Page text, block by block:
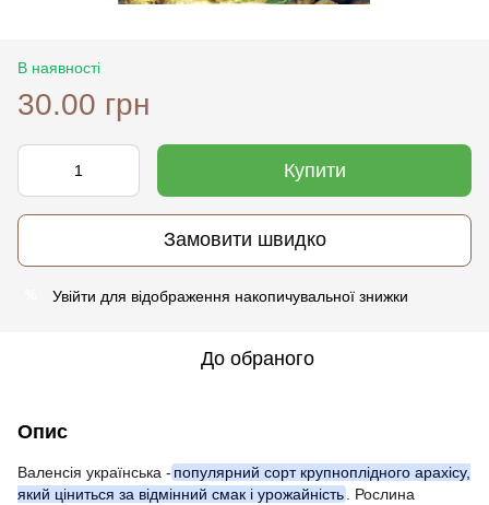
В наявності
30.00 грн
Купити
Замовити швидко
Увійти для відображення накопичувальної знижки
До обраного
Опис
Валенсія українська - популярний сорт крупноплідного арахісу,
який ціниться за відмінний смак і урожайність
. Рослина